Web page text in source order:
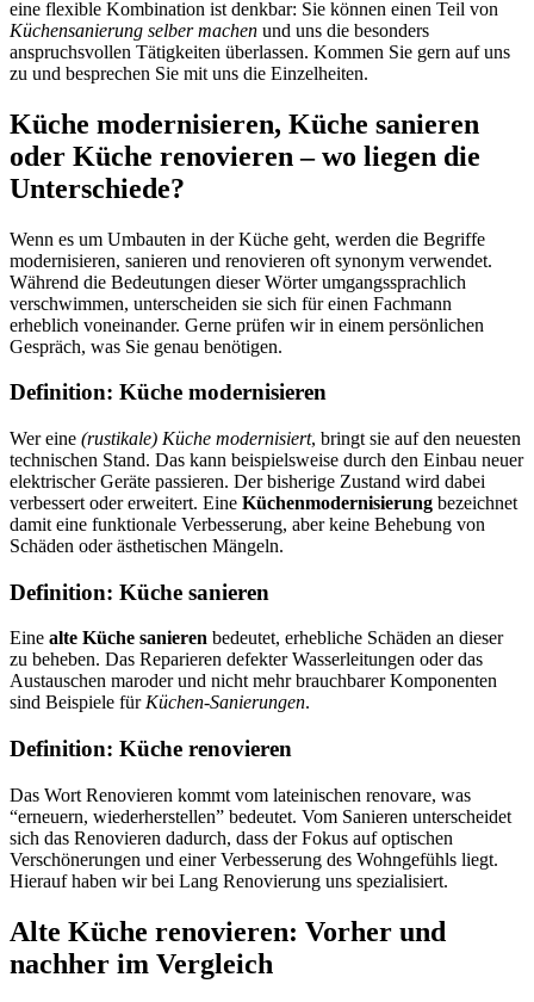
eine flexible Kombination ist denkbar: Sie können einen Teil von
Küchensanierung selber machen und uns die besonders
anspruchsvollen Tätigkeiten überlassen. Kommen Sie gern auf uns
zu und besprechen Sie mit uns die Einzelheiten.
Küche modernisieren, Küche sanieren
oder Küche renovieren – wo liegen die
Unterschiede?
Wenn es um Umbauten in der Küche geht, werden die Begriffe
modernisieren, sanieren und renovieren oft synonym verwendet.
Während die Bedeutungen dieser Wörter umgangssprachlich
verschwimmen, unterscheiden sie sich für einen Fachmann
erheblich voneinander. Gerne prüfen wir in einem persönlichen
Gespräch, was Sie genau benötigen.
Definition: Küche modernisieren
Wer eine (rustikale) Küche modernisiert, bringt sie auf den neuesten
technischen Stand. Das kann beispielsweise durch den Einbau neuer
elektrischer Geräte passieren. Der bisherige Zustand wird dabei
verbessert oder erweitert. Eine Küchenmodernisierung bezeichnet
damit eine funktionale Verbesserung, aber keine Behebung von
Schäden oder ästhetischen Mängeln.
Definition: Küche sanieren
Eine alte Küche sanieren bedeutet, erhebliche Schäden an dieser
zu beheben. Das Reparieren defekter Wasserleitungen oder das
Austauschen maroder und nicht mehr brauchbarer Komponenten
sind Beispiele fürKüchen-Sanierungen.
Definition: Küche renovieren
Das Wort Renovieren kommt vom lateinischen renovare, was
“erneuern, wiederherstellen” bedeutet. Vom Sanieren unterscheidet
sich das Renovieren dadurch, dass der Fokus auf optischen
Verschönerungen und einer Verbesserung des Wohngefühls liegt.
Hierauf haben wir bei Lang Renovierung uns spezialisiert.
Alte Küche renovieren: Vorher und
nachher im Vergleich